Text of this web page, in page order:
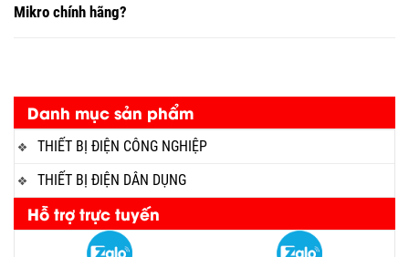
Danh mục sản phẩm
THIẾT BỊ ĐIỆN CÔNG NGHIỆP
THIẾT BỊ ĐIỆN DÂN DỤNG
Hỗ trợ trực tuyến
Mikro chính hãng?